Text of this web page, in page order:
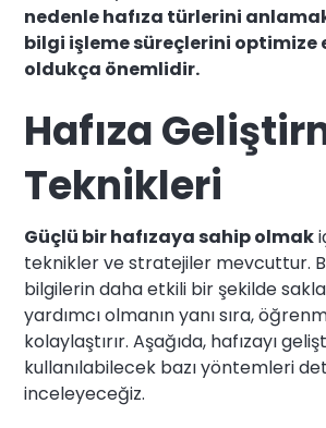
nedenle hafıza türlerini
bilgi işleme süreçlerini optimize
oldukça önemlidir.
Hafıza
Teknikleri
Güçlü bir hafızaya sahip olmak
teknikler ve stratejiler mevcuttur.
bilgilerin daha etkili bir şekilde
yardımcı olmanın yanı sıra,
kolaylaştırır. Aşağıda, hafızayı
kullanılabilecek bazı yöntemleri
inceleyeceğiz.